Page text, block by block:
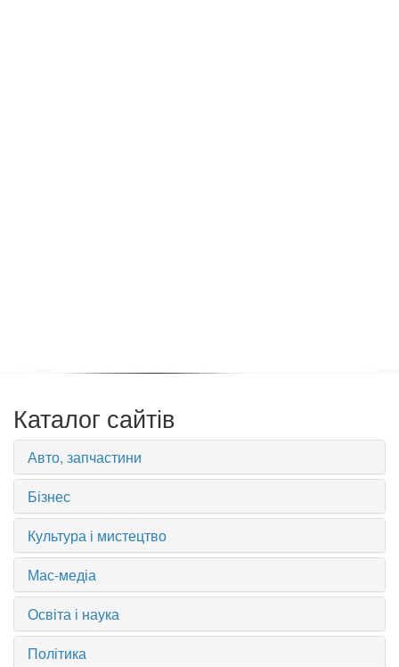
Каталог сайтів
Авто, запчастини
Бізнес
Культура і мистецтво
Мас-медіа
Освіта і наука
Політика